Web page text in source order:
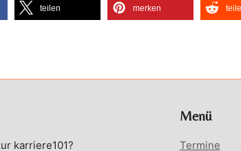
teilen merken
karriere101?
Menü
Termine